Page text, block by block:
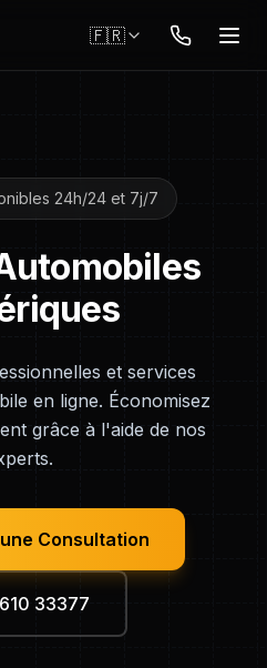
🇫🇷
24h/24 et 7j/7
et services
en ligne. Économisez
grâce à l'aide de nos
Consultation
33377